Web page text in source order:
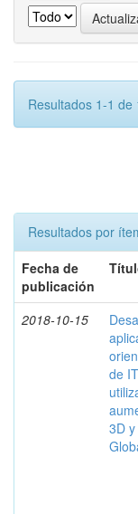
Resultados 1-1 de
Resultados por
Fecha de
publicación
2018-10-15
de
3D